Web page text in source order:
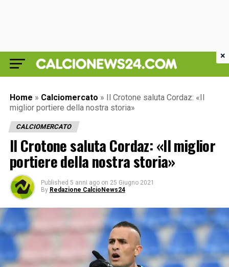
Home » Calciomercato » Il Crotone saluta Cordaz: «Il
miglior portiere della nostra storia»
CALCIOMERCATO
Il Crotone saluta Cordaz: «Il miglior
portiere della nostra storia»
Published 5 anni ago on 25 Giugno 2021
By Redazione CalcioNews24
×